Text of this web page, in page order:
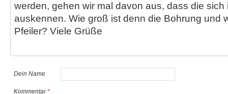
werden, gehen wir mal davon aus, dass die sich
auskennen. Wie groß ist denn die Bohrung und
Pfeiler? Viele Grüße
Dein Name
Kommentar*